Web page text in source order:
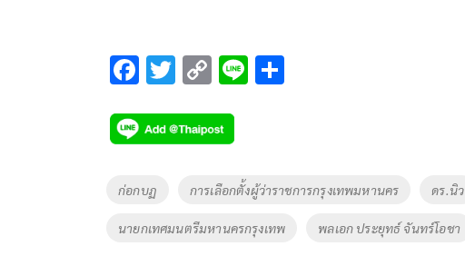
F
e
b
o
k
T
tt
er
C
p
y
Li
k
Li
Tags
ก่อกบฏ การเลือกตั้งผู้ว่าราชการกรุงเทพมหานคร ดร.นิว
นายกเทศมนตรีมหานครกรุงเทพ พลเอก ประยุทธ์ จันทร์โอชา